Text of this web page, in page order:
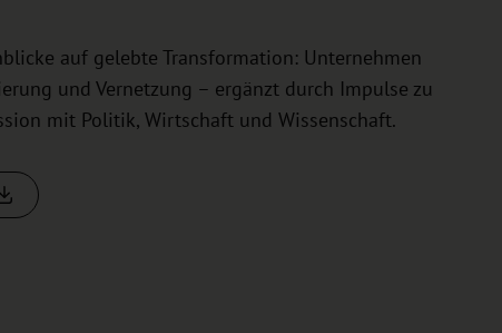
auf gelebte Transformation: Unternehmen
und Vernetzung – ergänzt durch Impulse zu
mit Politik, Wirtschaft und Wissenschaft.